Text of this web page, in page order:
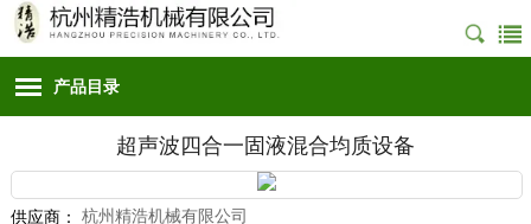
产品目录
超声波四合一固液混合均质设备
供应商： 杭州精浩机械有限公司